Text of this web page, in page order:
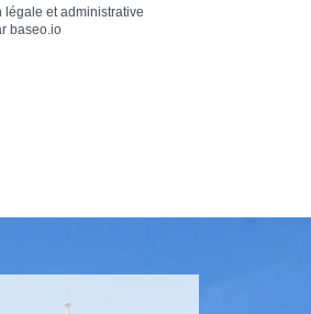
légale et administrative
baseo.io